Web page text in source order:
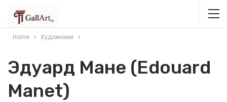
Home Художники
Эдуард Мане (Edouard
Manet)